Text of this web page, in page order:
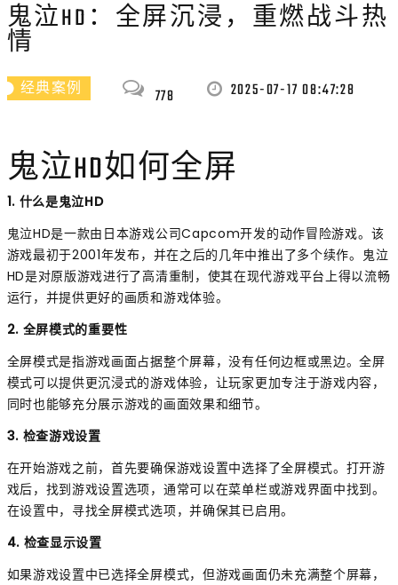
鬼泣HD：全屏沉浸，重燃战斗热
情
经典案例 778 2025-07-17 08:47:28
鬼泣HD如何全屏
1. 什么是鬼泣HD
鬼泣HD是一款由日本游戏公司Capcom开发的动作冒险游戏。该
游戏最初于2001年发布，并在之后的几年中推出了多个续作。鬼泣
HD是对原版游戏进行了高清重制，使其在现代游戏平台上得以流畅
运行，并提供更好的画质和游戏体验。
2. 全屏模式的重要性
全屏模式是指游戏画面占据整个屏幕，没有任何边框或黑边。全屏
模式可以提供更沉浸式的游戏体验，让玩家更加专注于游戏内容，
同时也能够充分展示游戏的画面效果和细节。
3. 检查游戏设置
在开始游戏之前，首先要确保游戏设置中选择了全屏模式。打开游
戏后，找到游戏设置选项，通常可以在菜单栏或游戏界面中找到。
在设置中，寻找全屏模式选项，并确保其已启用。
4. 检查显示设置
如果游戏设置中已选择全屏模式，但游戏画面仍未充满整个屏幕，